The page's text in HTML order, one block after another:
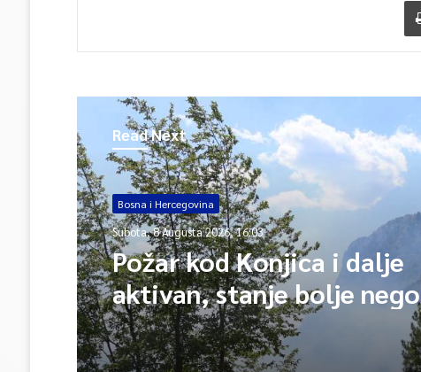
Read Next
Bosna i Hercegovina
Subota, 8 Augusta 2026, 16:03
Požar kod Konjica i dalje
aktivan, stanje bolje nego
jutros